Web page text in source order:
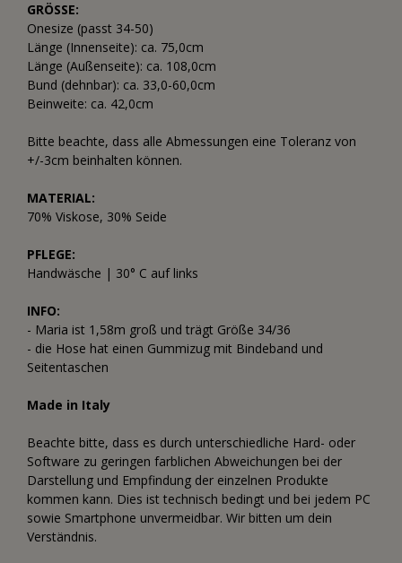
GRÖSSE:
Onesize (passt 34-50)
Länge (Innenseite): ca. 75,0cm
Länge (Außenseite): ca. 108,0cm
Bund (dehnbar): ca. 33,0-60,0cm
Beinweite: ca. 42,0cm
Bitte beachte, dass alle Abmessungen eine Toleranz von
+/-3cm beinhalten können.
MATERIAL:
70% Viskose, 30% Seide
PFLEGE:
Handwäsche | 30° C auf links
INFO:
- Maria ist 1,58m groß und trägt Größe 34/36
- die Hose hat einen Gummizug mit Bindeband und
Seitentaschen
Made in Italy
Beachte bitte, dass es durch unterschiedliche Hard- oder
Software zu geringen farblichen Abweichungen bei der
Darstellung und Empfindung der einzelnen Produkte
kommen kann. Dies ist technisch bedingt und bei jedem PC
sowie Smartphone unvermeidbar. Wir bitten um dein
Verständnis.